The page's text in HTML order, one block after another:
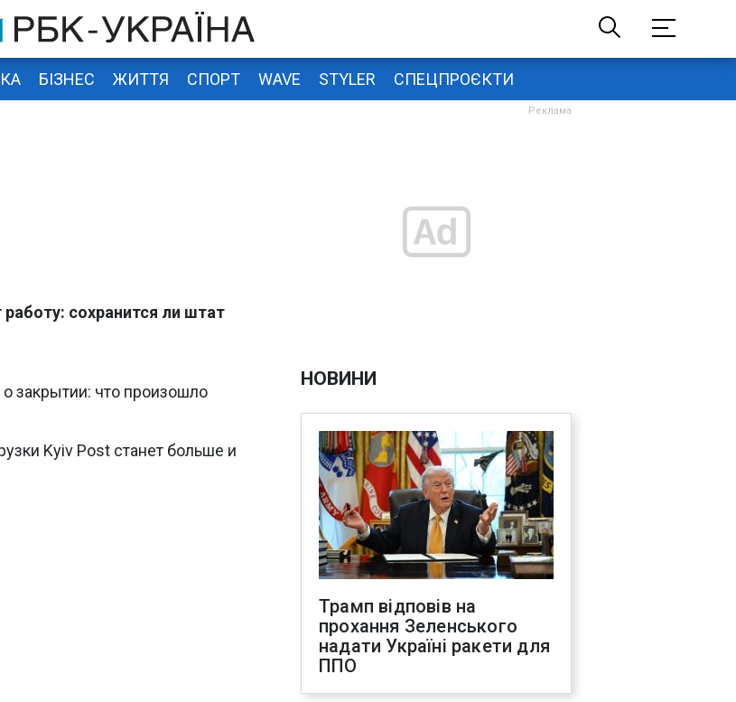
БІЗНЕС ЖИТТЯ СПОРТ WAVE STYLER СПЕЦПРОЄКТИ
сохранится ли штат
закрытии: что произошло
Kyiv Post станет больше и
НОВИНИ
Трамп відповів на
прохання Зеленського
надати Україні ракети для
ППО